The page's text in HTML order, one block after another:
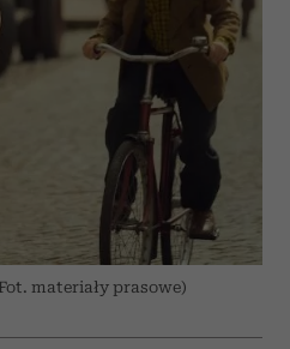
materiały prasowe)